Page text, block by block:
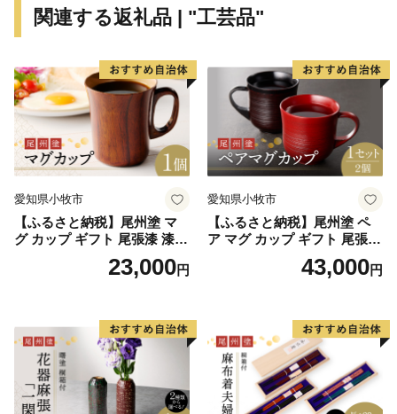
●みちのくの小京都と呼ぶのにふさわしい風情を町全体
なお藩政時代の面影を残す街『角館の町並み』
●1ヶ所からの湧出量では日本一を誇ります。全国各地
から温泉療養に訪れる湯治客でにぎわう一大湯治場『玉
川温泉・新玉川温泉・ぶなの森玉川温泉』
●秋田一の標高（1,637メートル）を誇り男女岳や男岳・
南端の名山で素晴しい眺望と、北日本一といわれる数百
種の高山植物の宝庫です『秋田駒ヶ岳・乳頭山』
「乳頭温泉郷」と呼ばれています。 七湯は独自に源泉
の源泉があります。『乳頭温泉郷』
●日本一大きくて美味しい『西明寺栗』
関連する返礼品 | "工芸品"
愛知県小牧市
【ふるさと納税】尾州塗 マ
グ カップ ギフト 尾張漆 漆
漆器 漆器工芸 工芸品 芸術性
実用性 抗菌性 美味しく安全
ウイルス効果 お取り寄せ 愛
知県 小牧市 送料無料
23,000円
愛知県小牧市
【ふるさと納税】尾州塗 ペ
ア マグ カップ ギフト 尾張漆
漆 漆器 漆器工芸 工芸品 芸術
性 実用性 抗菌性 美味しく安
抗ウイルス効果 お取り寄せ
愛知県 小牧市 送料無料
43,000円